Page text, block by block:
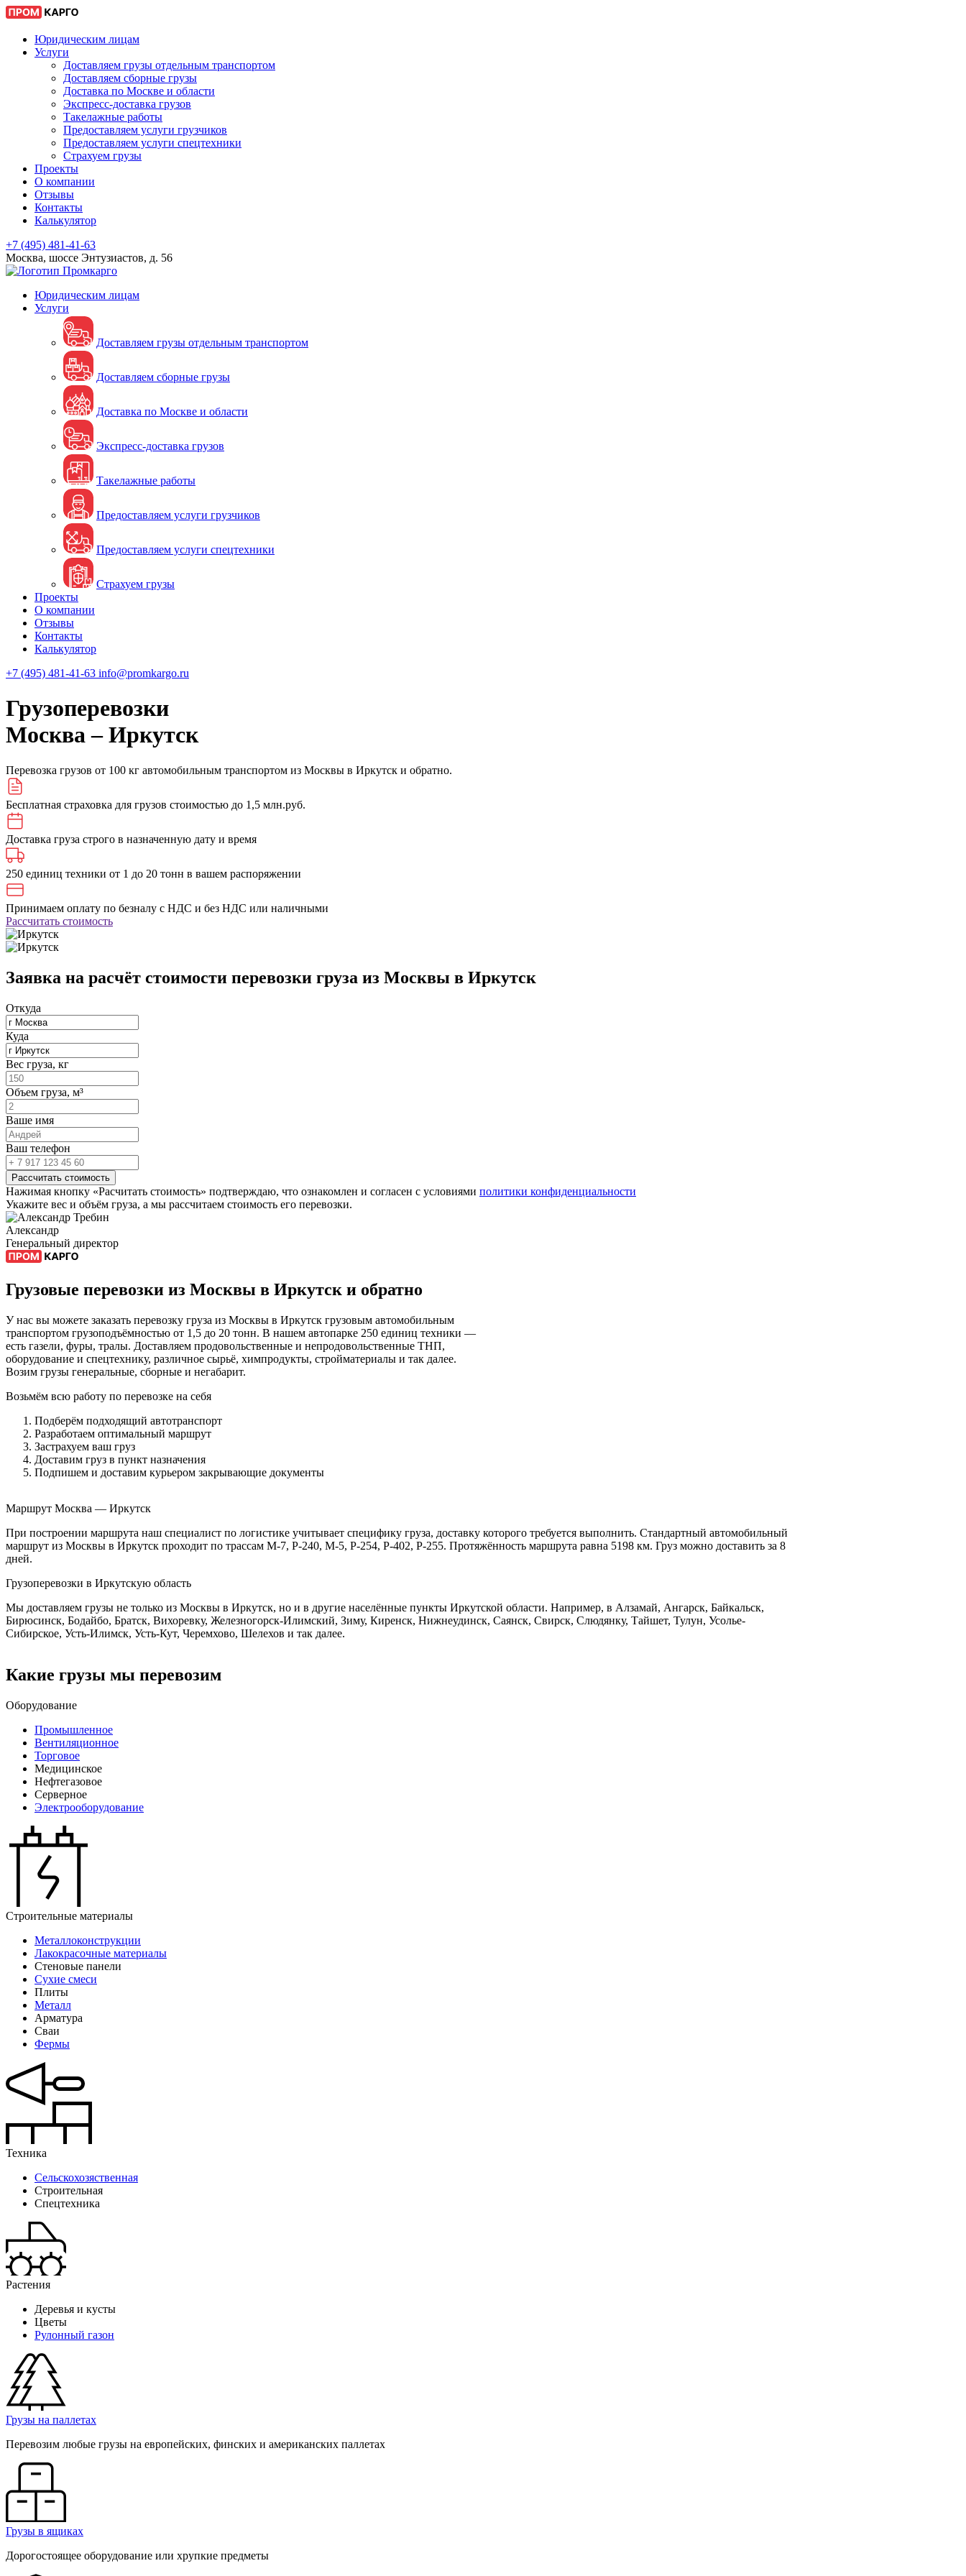
Юридическим лицам
Услуги
Доставляем грузы отдельным транспортом
Доставляем сборные грузы
Доставка по Москве и области
Экспресс-доставка грузов
Такелажные работы
Предоставляем услуги грузчиков
Предоставляем услуги спецтехники
Страхуем грузы
Проекты
О компании
Отзывы
Контакты
Калькулятор
+7 (495) 481-41-63
Москва, шоссе Энтузиастов, д. 56
Юридическим лицам
Услуги
Доставляем грузы отдельным транспортом
Доставляем сборные грузы
Доставка по Москве и области
Экспресс-доставка грузов
Такелажные работы
Предоставляем услуги грузчиков
Предоставляем услуги спецтехники
Страхуем грузы
Проекты
О компании
Отзывы
Контакты
Калькулятор
+7 (495) 481-41-63 info@promkargo.ru
Грузоперевозки
Москва ‒ Иркутск
Перевозка грузов от 100 кг автомобильным транспортом из Москвы в Иркутск и обратно.
Бесплатная страховка для грузов стоимостью до 1,5 млн.руб.
Доставка груза строго в назначенную дату и время
250 единиц техники от 1 до 20 тонн в вашем распоряжении
Принимаем оплату по безналу с НДС и без НДС или наличными
Рассчитать стоимость
Заявка на расчёт стоимости перевозки груза из Москвы в Иркутск
Откуда
Куда
Вес груза, кг
Объем груза, м³
Ваше имя
Ваш телефон
Рассчитать стоимость
Нажимая кнопку «Расчитать стоимость» подтверждаю, что ознакомлен и согласен с условиями политики конфиденциальности
Укажите вес и объём груза, а мы рассчитаем стоимость его перевозки.
Александр
Генеральный директор
Грузовые перевозки из Москвы в Иркутск и обратно
У нас вы можете заказать перевозку груза из Москвы в Иркутск грузовым автомобильным
транспортом грузоподъёмностью от 1,5 до 20 тонн. В нашем автопарке 250 единиц техники —
есть газели, фуры, тралы. Доставляем продовольственные и непродовольственные ТНП,
оборудование и спецтехнику, различное сырьё, химпродукты, стройматериалы и так далее.
Возим грузы генеральные, сборные и негабарит.
Возьмём всю работу по перевозке на себя
Подберём подходящий автотранспорт
Разработаем оптимальный маршрут
Застрахуем ваш груз
Доставим груз в пункт назначения
Подпишем и доставим курьером закрывающие документы
Маршрут Москва — Иркутск
При построении маршрута наш специалист по логистике учитывает специфику груза, доставку которого требуется выполнить. Стандартный автомобильный
маршрут из Москвы в Иркутск проходит по трассам М-7, Р-240, М-5, Р-254, Р-402, Р-255. Протяжённость маршрута равна 5198 км. Груз можно доставить за 8
дней.
Грузоперевозки в Иркутскую область
Мы доставляем грузы не только из Москвы в Иркутск, но и в другие населённые пункты Иркутской области. Например, в Алзамай, Ангарск, Байкальск,
Бирюсинск, Бодайбо, Братск, Вихоревку, Железногорск-Илимский, Зиму, Киренск, Нижнеудинск, Саянск, Свирск, Слюдянку, Тайшет, Тулун, Усолье-
Сибирское, Усть-Илимск, Усть-Кут, Черемхово, Шелехов и так далее.
Какие грузы мы перевозим
Оборудование
Промышленное
Вентиляционное
Торговое
Медицинское
Нефтегазовое
Серверное
Электрооборудование
Строительные материалы
Металлоконструкции
Лакокрасочные материалы
Стеновые панели
Сухие смеси
Плиты
Металл
Арматура
Сваи
Фермы
Техника
Сельскохозяственная
Строительная
Спецтехника
Растения
Деревья и кусты
Цветы
Рулонный газон
Грузы на паллетах
Перевозим любые грузы на европейских, финских и американских паллетах
Грузы в ящиках
Дорогостоящее оборудование или хрупкие предметы